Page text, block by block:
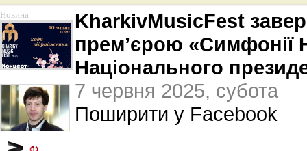
Новина
KharkivMusicFest
прем’єрою «Симфонії
Національного
7 червня 2025, субота
Поширити у Facebook